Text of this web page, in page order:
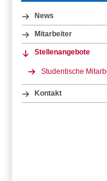
News
Mitarbeiter
Stellenangebote
Studentische
Kontakt